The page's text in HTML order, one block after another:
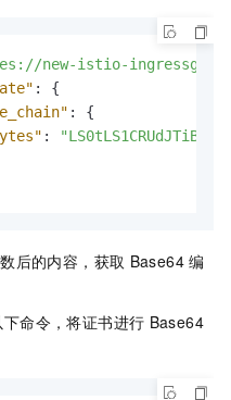
new-istio-
:
{
:
{
:
后的内容，获取 Base64 编
命令，将证书进行 Base64